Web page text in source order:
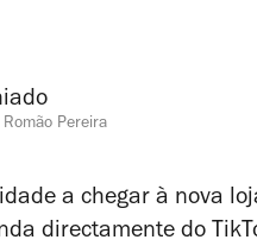
Pereira
a chegar à nova
directamente do